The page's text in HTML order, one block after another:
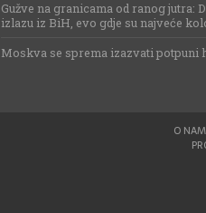
Gužve na granicama od ranog jutra:
izlazu iz BiH, evo gdje su najveće
Moskva se sprema izazvati potpuni
O